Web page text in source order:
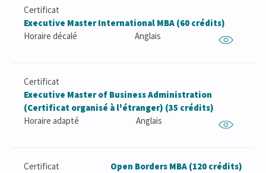
Certificat
Executive Master International MBA (60 crédits)
Horaire décalé
Anglais
Certificat
Executive Master of Business Administration
(Certificat organisé à l'étranger) (35 crédits)
Horaire adapté
Anglais
Certificat
Open Borders MBA (120 crédits)